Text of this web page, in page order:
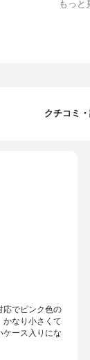
もっと
クチコミ
応でピンク色の
かなり小さくて
ケース入りにな